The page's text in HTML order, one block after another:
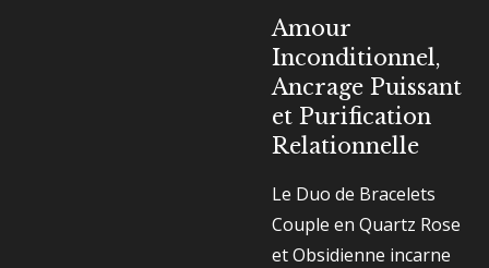
Amour
Inconditionnel,
Ancrage Puissant
et Purification
Relationnelle
Le Duo de Bracelets
Couple en Quartz Rose
et Obsidienne incarne